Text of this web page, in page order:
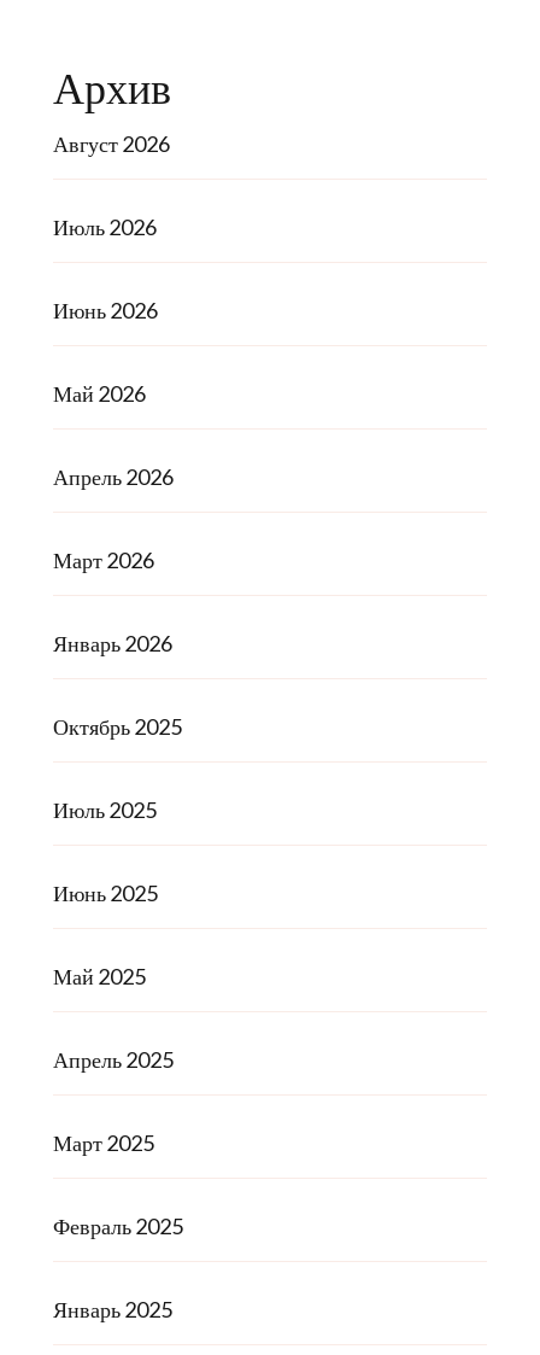
Архив
Август 2026
Июль 2026
Июнь 2026
Май 2026
Апрель 2026
Март 2026
Январь 2026
Октябрь 2025
Июль 2025
Июнь 2025
Май 2025
Апрель 2025
Март 2025
Февраль 2025
Январь 2025